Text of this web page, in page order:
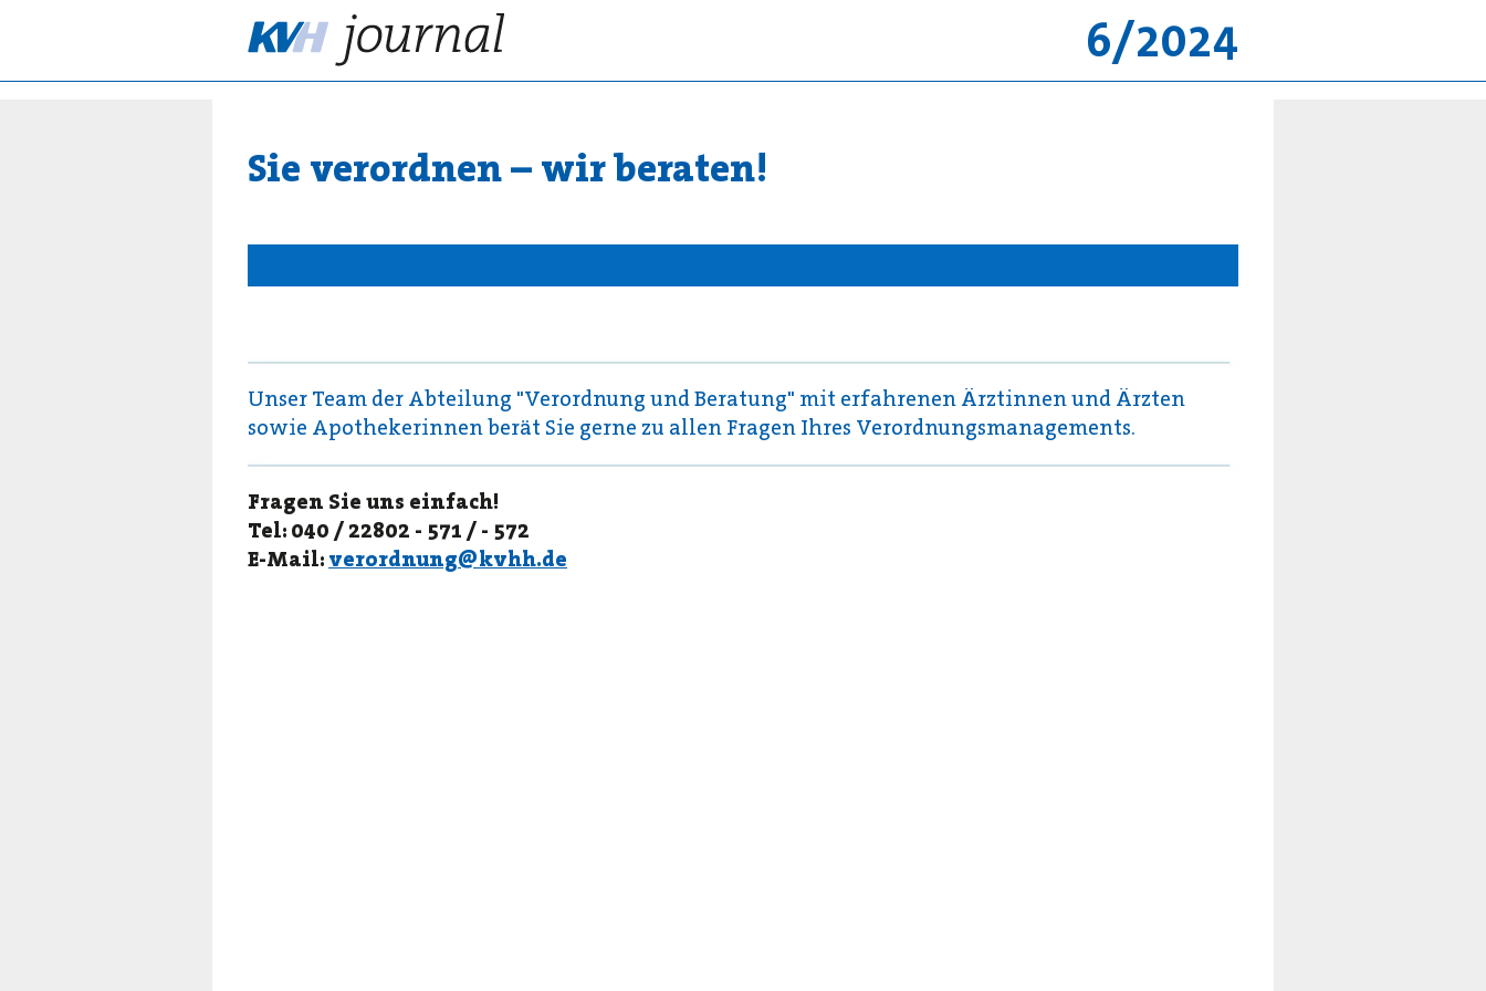
6/2024
Sie verordnen – wir beraten!
Unser Team der Abteilung "Verordnung und Beratung" mit erfahrenen Ärztinnen und Ärzten
sowie Apothekerinnen berät Sie gerne zu allen Fragen Ihres Verordnungsmanagements.
Fragen Sie uns einfach!
Tel: 040 / 22802 - 571 / - 572
E-Mail: verordnung@kvhh.de